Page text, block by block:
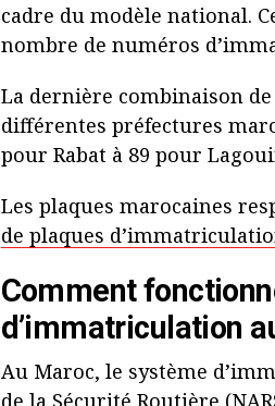
cadre du modèle national.
nombre de numéros
La dernière combinaison
différentes préfectures
pour Rabat à 89 pour
Les plaques marocaines
de plaques
Comment
d’immatriculation
Au Maroc, le système
de la Sécurité Routière